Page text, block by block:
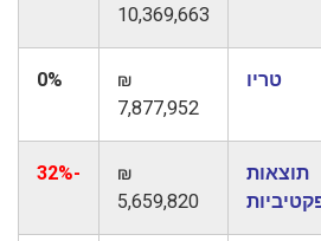
10,369,663
טריו
₪
7,877,952
0%
תוצאות
₪
5,659,820
-32%